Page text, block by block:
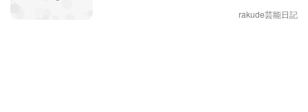
rakude芸能日記